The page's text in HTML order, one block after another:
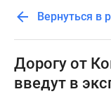
Москвы
Готовые
новостройки
Новостройки
Вернуться в
Дорогу от
введут в